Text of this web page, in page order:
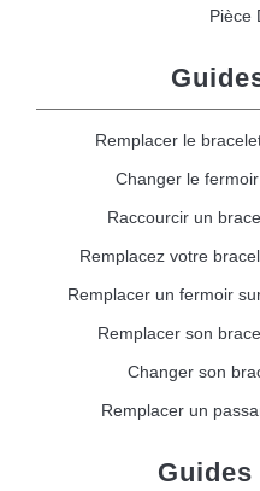
Pièce
Remplacer le
Changer le
Raccourcir un
Remplacez votre
Remplacer un fermoir
Remplacer son
Changer son
Remplacer un